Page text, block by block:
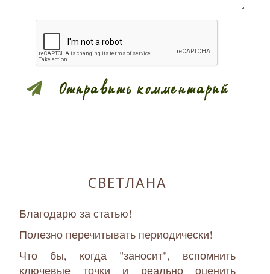
Отправить комментарий
СВЕТЛАНА
Благодарю за статью!
Полезно перечитывать периодически!
Что бы, когда "заносит", вспомнить
ключевые точки и реально оценить